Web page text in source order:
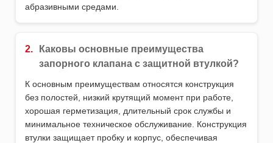
абразивными средами.
2.
Каковы основные преимущества
запорного клапана с защитной втулкой?
К основным преимуществам относятся конструкция
без полостей, низкий крутящий момент при работе,
хорошая герметизация, длительный срок службы и
минимальное техническое обслуживание. Конструкция
втулки защищает пробку и корпус, обеспечивая